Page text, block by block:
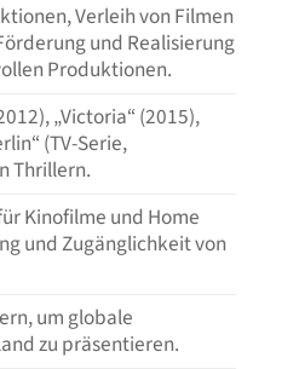
Verleih von Filmen
und Realisierung
Produktionen.
„Victoria“ (2015),
(TV-Serie,
Thrillern.
Kinofilme und Home
und Zugänglichkeit von
um globale
zu präsentieren.